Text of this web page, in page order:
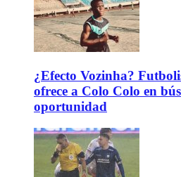
¿Efecto Vozinha?
ofrece a Colo Colo en
oportunidad